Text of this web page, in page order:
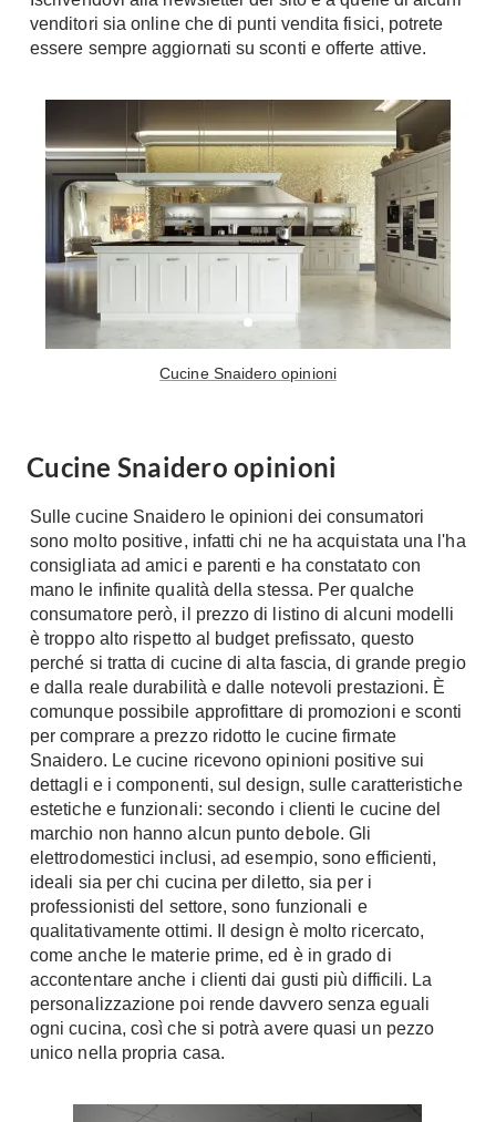
Giardino
Tende da sole
Gazebo
Fai da te in giardino
Il fai da te in bagno
Bricolage
venditori sia online che di punti vendita fisici, potrete
essere sempre aggiornati su sconti e offerte attive.
Cucine Snaidero opinioni
Cucine Snaidero opinioni
Sulle cucine Snaidero le opinioni dei consumatori
sono molto positive, infatti chi ne ha acquistata una l'ha
consigliata ad amici e parenti e ha constatato con
mano le infinite qualità della stessa. Per qualche
consumatore però, il prezzo di listino di alcuni modelli
è troppo alto rispetto al budget prefissato, questo
perché si tratta di cucine di alta fascia, di grande pregio
e dalla reale durabilità e dalle notevoli prestazioni. È
comunque possibile approfittare di promozioni e sconti
per comprare a prezzo ridotto le cucine firmate
Snaidero. Le cucine ricevono opinioni positive sui
dettagli e i componenti, sul design, sulle caratteristiche
estetiche e funzionali: secondo i clienti le cucine del
marchio non hanno alcun punto debole. Gli
elettrodomestici inclusi, ad esempio, sono efficienti,
ideali sia per chi cucina per diletto, sia per i
professionisti del settore, sono funzionali e
qualitativamente ottimi. Il design è molto ricercato,
come anche le materie prime, ed è in grado di
accontentare anche i clienti dai gusti più difficili. La
personalizzazione poi rende davvero senza eguali
ogni cucina, così che si potrà avere quasi un pezzo
unico nella propria casa.